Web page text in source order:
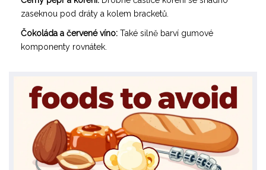
zaseknou pod dráty a kolem bracketů.
Čokoláda a červené víno: Také silně barví gumové
komponenty rovnátek.